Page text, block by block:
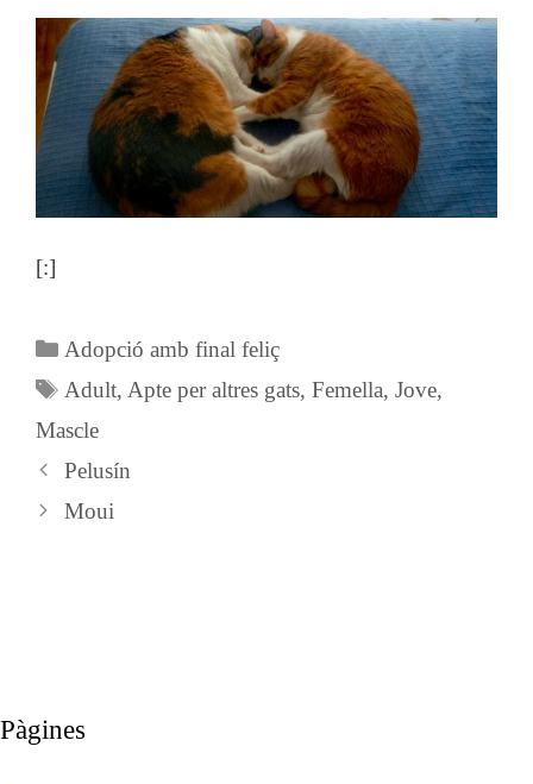
[:]
Categories
Adopció amb final feliç
Etiquetes
Adult,Apte per altres gats,Femella,Jove,
Mascle
Pelusín
Moui
Pàgines